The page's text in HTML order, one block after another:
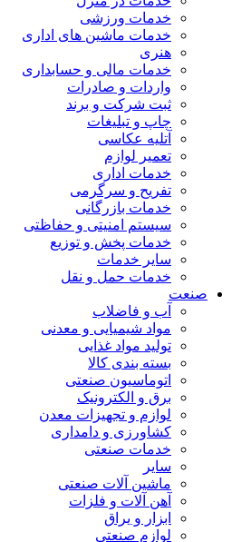
خدمات ورزشی
خدمات ماشین های اداری
هنری
خدمات مالی و حسابداری
واردات و صادرات
ثبت شرکت و برند
چاپ و تبلیغات
آتلیه عکاسی
تعمیر لوازم
خدمات اداری
تفریح و سرگرمی
خدمات بازرگانی
سیستم امنیتی و حفاظتی
خدمات پخش و توزیع
سایر خدمات
خدمات حمل و نقل
صنعت
آب و فاضلاب
مواد شیمیایی و معدنی
تولید مواد غذایی
بسته بندی کالا
اتوماسیون صنعتی
برق و الکترونیک
لوازم و تجهیزات معدن
کشاورزی و دامداری
خدمات صنعتی
سایر
ماشین آلات صنعتی
آهن آلات و فلزات
ابزار و یراق
لوازم صنعتی